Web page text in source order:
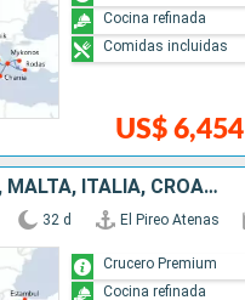
US$ 6,454
Cocina refinada
Comidas incluidas
GRECIA, TURQUÍA, MALTA, ITALIA, CROACIA, MONTENEGRO
32 d El Pireo Atenas
Crucero Premium
Cocina refinada